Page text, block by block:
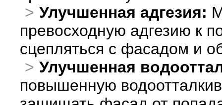
Улучшенная адгезия:
превосходную адгезию к
сцепляться с фасадом и
Улучшенная
повышенную